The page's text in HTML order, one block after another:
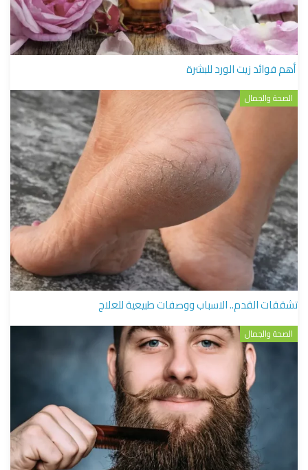
أهم فوائد زيت الورد للبشرة
الصحة والجمال
تشققات القدم.. الاسباب ووصفات طبيعية للعلاج
الصحة والجمال